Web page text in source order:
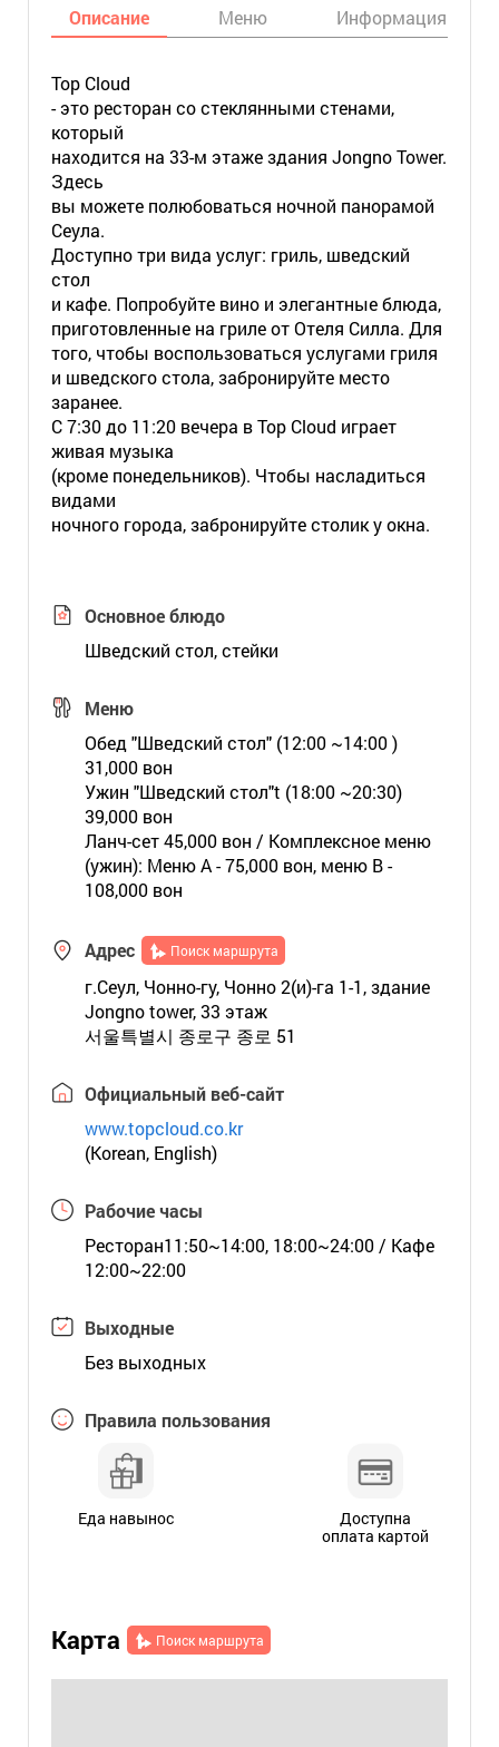
Описание Меню Информация
Top Cloud
- это ресторан со стеклянными стенами,
который
находится на 33-м этаже здания Jongno Tower.
Здесь
вы можете полюбоваться ночной панорамой
Сеула.
Доступно три вида услуг: гриль, шведский
стол
и кафе. Попробуйте вино и элегантные блюда,
приготовленные на гриле от Отеля Силла. Для
того, чтобы воспользоваться услугами гриля
и шведского стола, забронируйте место
заранее.
С 7:30 до 11:20 вечера в Top Cloud играет
живая музыка
(кроме понедельников). Чтобы насладиться
видами
ночного города, забронируйте столик у окна.
Основное блюдо
Шведский стол, стейки
Меню
Обед "Шведский стол" (12:00 ~14:00 )
31,000 вон
Ужин "Шведский стол"t (18:00 ~20:30)
39,000 вон
Ланч-сет 45,000 вон / Комплексное меню
(ужин): Меню A - 75,000 вон, меню B -
108,000 вон
Адрес Поиск маршрута
г.Сеул, Чонно-гу, Чонно 2(и)-га 1-1, здание
Jongno tower, 33 этаж
서울특별시 종로구 종로 51
Официальный веб-сайт
www.topcloud.co.kr
(Korean, English)
Рабочие часы
Ресторан11:50~14:00, 18:00~24:00 / Кафе
12:00~22:00
Выходные
Без выходных
Правила пользования
Еда навынос
Доступна
оплата картой
Карта Поиск маршрута